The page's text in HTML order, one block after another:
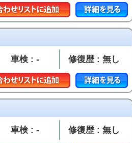
車検 : - 修復歴 : 無し
車検 : - 修復歴 : 無し